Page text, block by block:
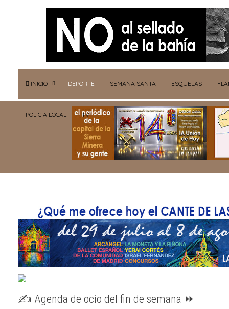
INICIO DEPORTE SEMANA SANTA ESQUELAS
POLICIA LOCAL TV
✍️ Agenda de ocio del fin de semana ⏩